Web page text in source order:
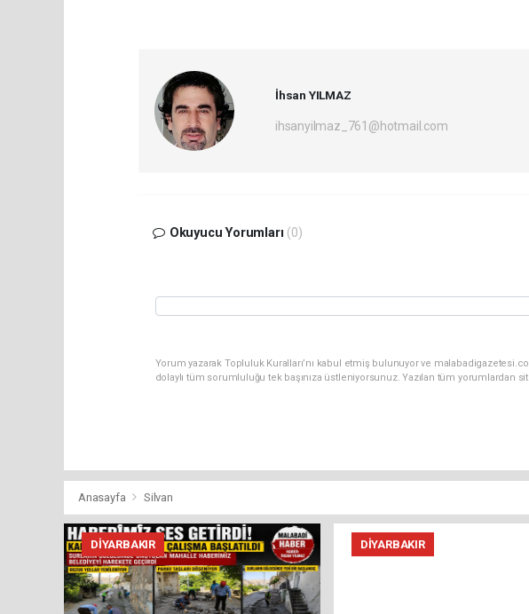
İhsan YILMAZ
ihsanyilmaz_761@hotmail.com
Okuyucu Yorumları (0)
Yorum yazarak Topluluk Kuralları’nı kabul etmiş bulunuyor ve
dolaylı tüm sorumluluğu tek başınıza üstleniyorsunuz. Yazılan tüm
Anasayfa Silvan
DIYARBAKIR DIYARBAKIR